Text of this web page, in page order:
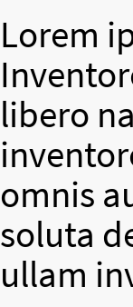
Lorem
libero
omnis
soluta
ullam